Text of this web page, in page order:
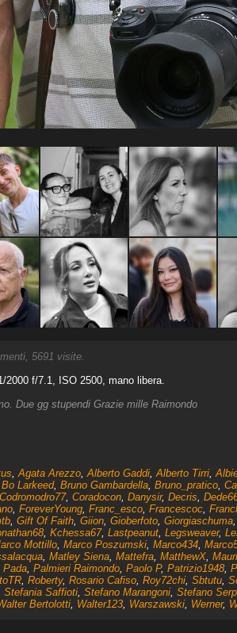
5691 visite.
2000 f/7.1, ISO 2500, mano libera.
Due gg stupendi Grazie mille Raimondo
,Agata Arezzo,Alberto Gaddi,Alberto Tirri,
Bo Larkeed, Bruno Gambardella, Bruno_pratico,
Codromodro77, Coradocon, Danysir, Decris,
, ForeverYoung, Franc_esco, Francescoc,
, Gift Of Faith, Giion, Gioberfoto, Giorgiaschuma,
, Kchessa67, Lastpeanut, Legsweaver,
Mottillo, Marco Poszumski, Marco434,
, Matley Siena, Mattefra, MatthewX,
Pada, Palmieri Raimondo, Paolo P, Patrizio1948,
, Roberty, Rosario Cafiso, Roy72chi, Sbtutu,
Stefania Saffioti, Stefano Marangoni, Stefano
Bertolotti, Walter123, Warszawski, Werner,